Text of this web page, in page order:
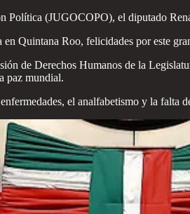
Política (JUGOCOPO), el diputado
Quintana Roo, felicidades por este
de Derechos Humanos de la
paz mundial.
el analfabetismo y la falta